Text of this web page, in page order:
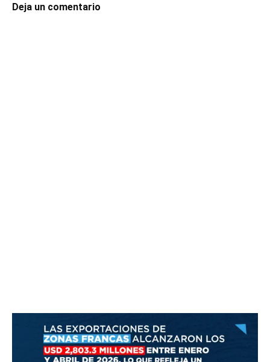
Deja un comentario